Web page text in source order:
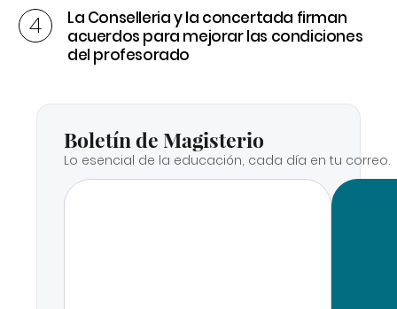
La Conselleria y la concertada firman
acuerdos para mejorar las condiciones
del profesorado
Boletín de Magisterio
Lo esencial de la educación, cada día en tu correo.